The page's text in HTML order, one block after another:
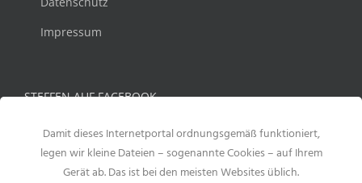
Impressum
STEFFEN AUF FACEBOOK
Damit dieses Internetportal ordnungsgemäß funktioniert,
legen wir kleine Dateien – sogenannte Cookies – auf Ihrem
Gerät ab. Das ist bei den meisten Websites üblich.